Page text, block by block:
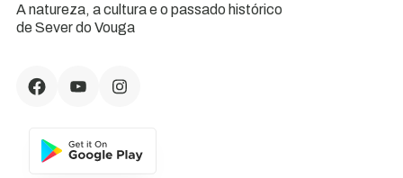
A natureza, a cultura e o passado histórico
de Sever do Vouga